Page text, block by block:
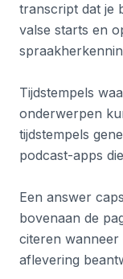
transcript dat je
valse starts en
Tijdstempels
onderwerpen
tijdstempels
podcast-apps
Een answer
bovenaan de
citeren wanneer
aflevering